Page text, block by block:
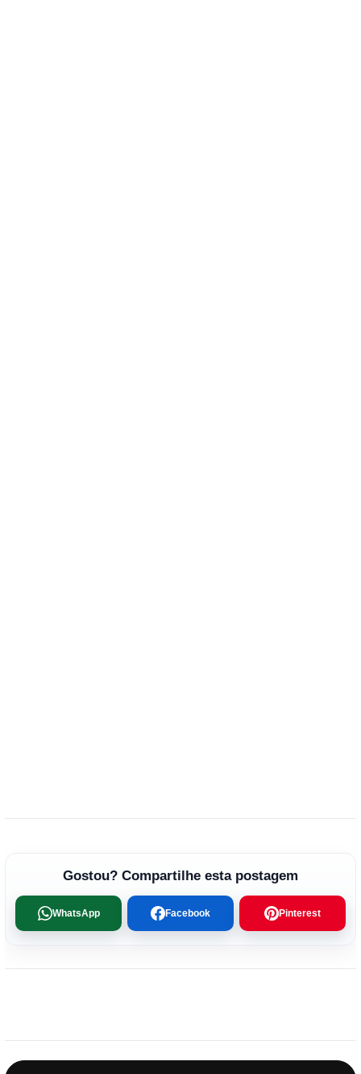
Gostou? Compartilhe esta postagem
WhatsApp Facebook Pinterest